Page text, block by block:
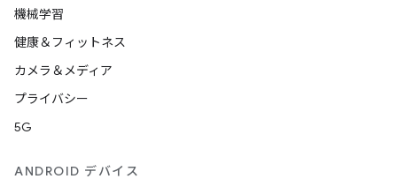
機械学習
健康＆フィットネス
カメラ＆メディア
プライバシー
5G
ANDROID デバイス